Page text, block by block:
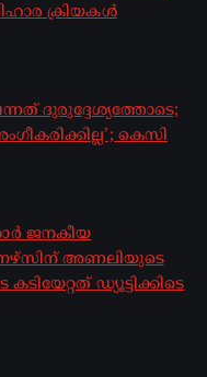
ക്രിയകൾ
ദുരുദ്ദേശ്യത്തോടെ;
കെസി
ജനകീയ
നഴ്സിന് അണലിയുടെ
ഡ്യൂട്ടിക്കിടെ